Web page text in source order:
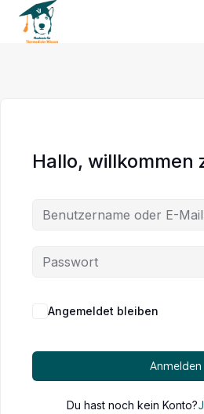
Hallo, willkommen
Alternative:
Angemeldet bleiben
Anmelden
Du hast noch kein Konto?